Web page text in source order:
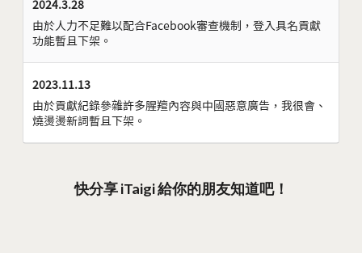
2024.3.28
由於人力不足難以配合Facebook審查機制，登入具名貢獻
功能暫且下架。
2023.11.13
由於貢獻紀錄參雜許多腥羶內容與中國惡意廣告，我很會、
燒燙燙新詞暫且下架。
快分享 iTaigi 給你的朋友知道吧！